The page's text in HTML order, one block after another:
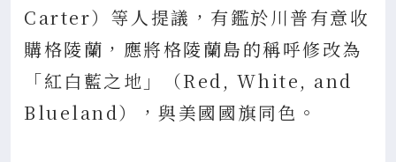
Carter）等人提議，有鑑於川普有意收
購格陵蘭，應將格陵蘭島的稱呼修改為
「紅白藍之地」（Red, White, and
Blueland），與美國國旗同色。